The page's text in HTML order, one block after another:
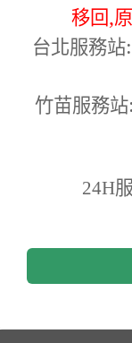
移回,
台北服務站:
竹苗服務站:
24H